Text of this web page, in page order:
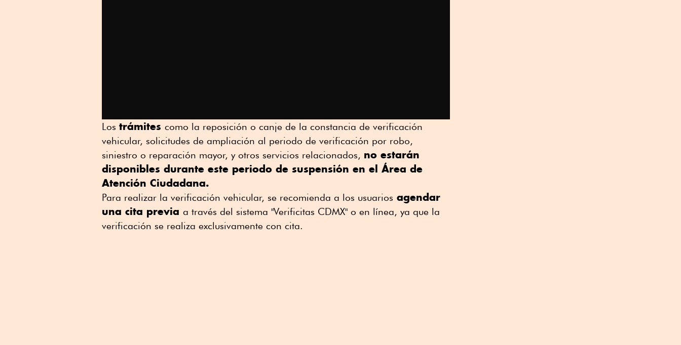
Los trámites como la reposición o canje de la constancia de verificación
vehicular, solicitudes de ampliación al periodo de verificación por robo,
siniestro o reparación mayor, y otros servicios relacionados, no estarán
disponibles durante este periodo de suspensión en el Área de
Atención Ciudadana.
Para realizar la verificación vehicular, se recomienda a los usuarios agendar
una cita previa a través del sistema "Verificitas CDMX" o en línea, ya que la
verificación se realiza exclusivamente con cita.